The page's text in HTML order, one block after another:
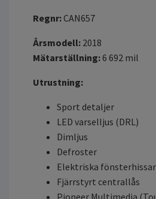
Regnr:CAN657
Årsmodell: 2018
Mätarställning:6 692 mil
Utrustning:
Sport detaljer
LED varselljus (DRL)
Dimljus
Defroster
Elektriska fönsterhissar
Fjärrstyrt centrallås
Pioneer Multimedia